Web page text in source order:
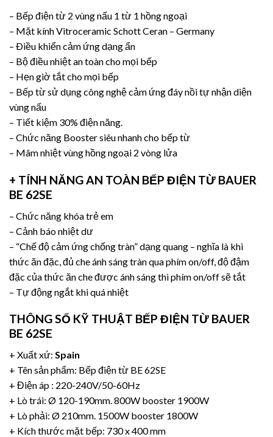
– Bếp điện từ 2 vùng nấu 1 từ 1 hồng ngoại
– Mặt kính Vitroceramic Schott Ceran – Germany
– Ðiều khiển cảm ứng dạng ẩn
– Bộ điều nhiệt an toàn cho mọi bếp
– Hẹn giờ tắt cho mọi bếp
– Bếp từ sử dụng công nghệ cảm ứng đáy nồi tự nhận diện
vùng nấu
– Tiết kiệm 30% điện năng.
– Chức năng Booster siêu nhanh cho bếp từ
– Mâm nhiệt vùng hồng ngoại 2 vòng lửa
+ TÍNH NĂNG AN TOÀN BẾP ĐIỆN TỪ BAUER
BE 62SE
– Chức năng khóa trẻ em
– Cảnh báo nhiệt dư
– “Chế độ cảm ứng chống tràn” dạng quang – nghĩa là khi
thức ăn đặc, đủ che ánh sáng tràn qua phím on/off, độ đậm
đặc của thức ăn che được ánh sáng thì phím on/off sẽ tắt
– Tự động ngắt khi quá nhiệt
THÔNG SỐ KỸ THUẬT BẾP ĐIỆN TỪ BAUER
BE 62SE
+ Xuất xứ: Spain
+ Tên sản phẩm: Bếp điện từ BE 62SE
+ Điện áp : 220-240V/50-60Hz
+ Lò trái: Ø 120-190mm. 800W booster 1900W
+ Lò phải: Ø 210mm. 1500W booster 1800W
+ Kích thước mặt bếp: 730 x 400 mm